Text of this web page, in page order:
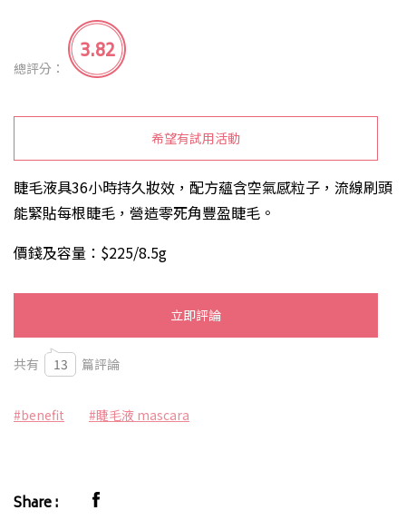
總評分：
3.82
希望有試用活動
睫毛液具36小時持久妝效，配方蘊含空氣感粒子，流線刷頭
能緊貼每根睫毛，營造零死角豐盈睫毛。
價錢及容量：$225/8.5g
立即評論
共有 13 篇評論
#benefit #睫毛液 mascara
Share :